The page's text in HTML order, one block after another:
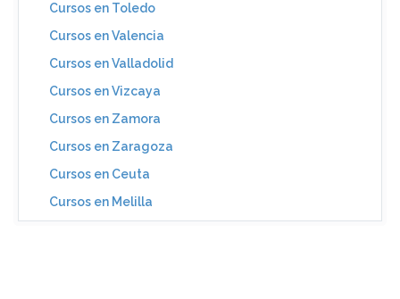
Cursos en Toledo
Cursos en Valencia
Cursos en Valladolid
Cursos en Vizcaya
Cursos en Zamora
Cursos en Zaragoza
Cursos en Ceuta
Cursos en Melilla